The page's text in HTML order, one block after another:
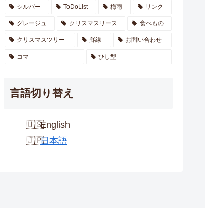
シルバー ToDoList 梅雨 リンク
グレージュ クリスマスリース 食べもの
クリスマスツリー 罫線 お問い合わせ
コマ ひし型
言語切り替え
English
日本語